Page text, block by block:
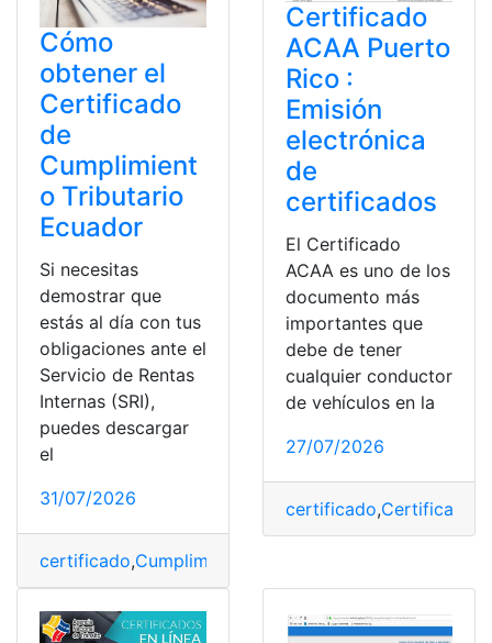
Cómo
obtener el
Certificado
de
Cumplimient
o Tributario
Ecuador
Si necesitas
demostrar que
estás al día con tus
obligaciones ante el
Servicio de Rentas
Internas (SRI),
puedes descargar
el
31/07/2026
certificado,Cumplimiento
Certificado
ACAA Puerto
Rico :
Emisión
electrónica
de
certificados
El Certificado
ACAA es uno de los
documento más
importantes que
debe de tener
cualquier conductor
de vehículos en la
27/07/2026
certificado,Certificado